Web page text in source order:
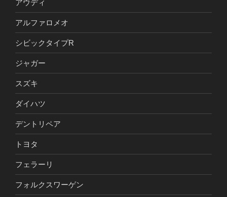
アウディ
アルファロメオ
シビックタイプR
ジャガー
スズキ
ダイハツ
デントリペア
トヨタ
フェラーリ
フォルクスワーゲン